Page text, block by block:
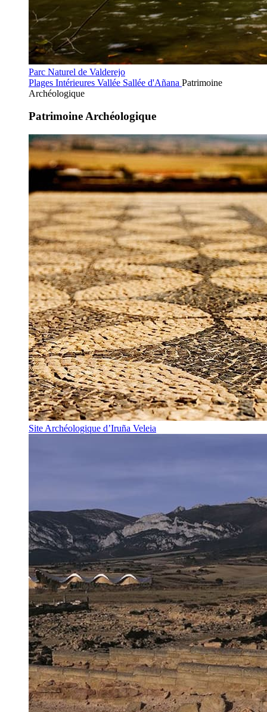
Parc Naturel de Valderejo
Plages Intérieures Vallée Sallée d'Añana Patrimoine
Archéologique
Patrimoine Archéologique
Site Archéologique d’Iruña Veleia